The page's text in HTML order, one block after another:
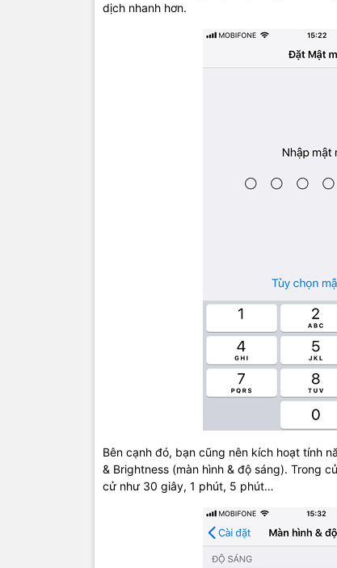
dịch nhanh hơn.
Bên cạnh đó, bạn cũng nên kích hoạt tính
& Brightness (màn hình & độ sáng). Trong
cử như 30 giây, 1 phút, 5 phút…